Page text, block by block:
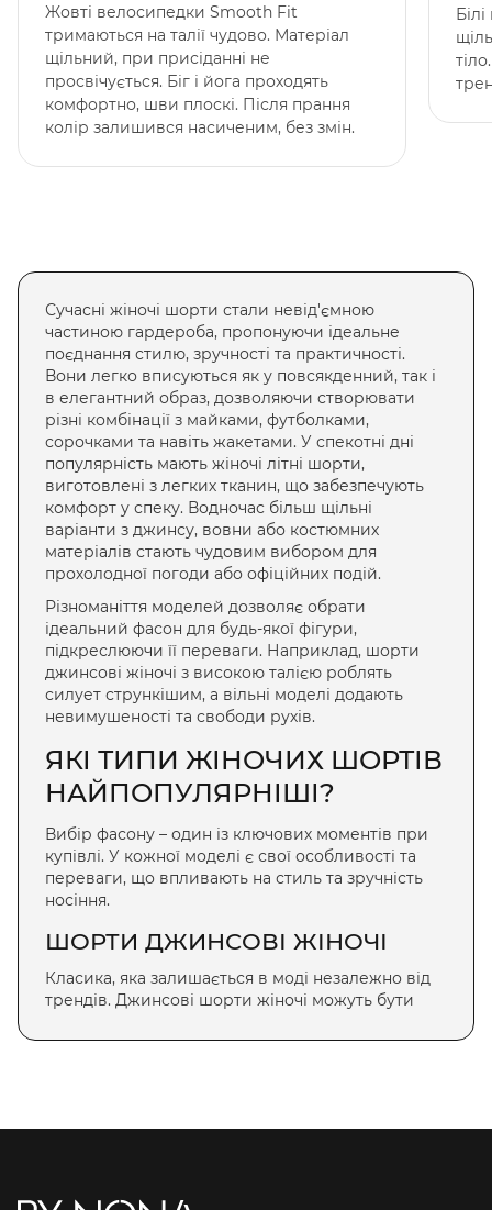
Жовті велосипедки Smooth Fit
тримаються на талії чудово. Матеріал
щільний, при присіданні не
просвічується. Біг і йога проходять
комфортно, шви плоскі. Після прання
колір залишився насиченим, без змін.
Сучасні жіночі шорти стали невід'ємною
частиною гардероба, пропонуючи ідеальне
поєднання стилю, зручності та практичності.
Вони легко вписуються як у повсякденний, так і
в елегантний образ, дозволяючи створювати
різні комбінації з майками, футболками,
сорочками та навіть жакетами. У спекотні дні
популярність мають жіночі літні шорти,
виготовлені з легких тканин, що забезпечують
комфорт у спеку. Водночас більш щільні
варіанти з джинсу, вовни або костюмних
матеріалів стають чудовим вибором для
прохолодної погоди або офіційних подій.
Різноманіття моделей дозволяє обрати
ідеальний фасон для будь-якої фігури,
підкреслюючи її переваги. Наприклад, шорти
джинсові жіночі з високою талією роблять
силует стрункішим, а вільні моделі додають
невимушеності та свободи рухів.
ЯКІ ТИПИ ЖІНОЧИХ ШОРТІВ
НАЙПОПУЛЯРНІШІ?
Вибір фасону – один із ключових моментів при
купівлі. У кожної моделі є свої особливості та
переваги, що впливають на стиль та зручність
носіння.
ШОРТИ ДЖИНСОВІ ЖІНОЧІ
Класика, яка залишається в моді незалежно від
трендів. Джинсові шорти жіночі можуть бути
доповненими декоративними елементами,
образу їх можна носити з блузами та взуттям на
стиль.